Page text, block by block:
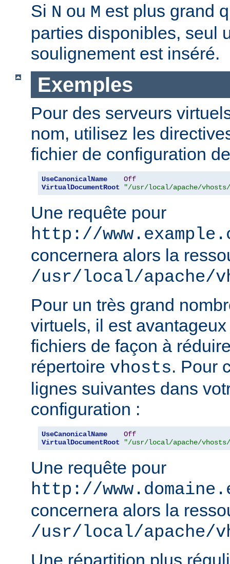
Si N ou M est plus grand
parties disponibles, seul
soulignement est inséré.
Exemples
Pour des serveurs
nom, utilisez les
fichier de configuration
UseCanonicalName
Off
VirtualDocumentRoot
"/usr/local/apache/vhosts/
Une requête pour
http://
concernera alors la
/usr/local/apache/
Pour un très grand
virtuels, il est
fichiers de façon à
répertoire vhosts. Pour
lignes suivantes dans
configuration :
UseCanonicalName
Off
VirtualDocumentRoot
"/usr/local/apache/vhosts/
Une requête pour
http://
concernera alors la
/usr/local/apache/
Une répartition plus